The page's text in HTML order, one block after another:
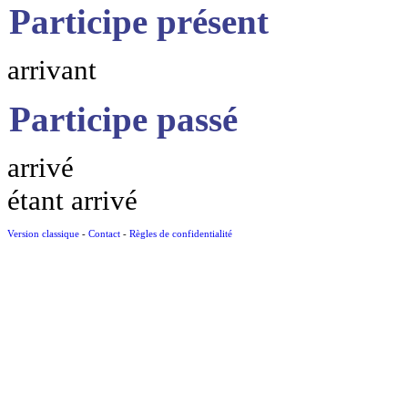
Participe présent
arrivant
Participe passé
arrivé
étant arrivé
Version classique - Contact - Règles de confidentialité